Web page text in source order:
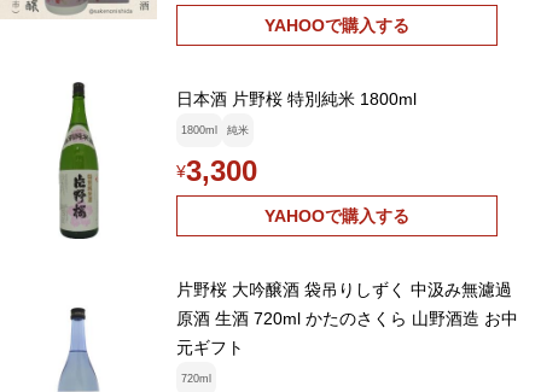
YAHOOで購入する
日本酒 片野桜 特別純米 1800ml
1800ml 純米
¥3,300
YAHOOで購入する
片野桜 大吟醸酒 袋吊りしずく 中汲み無濾過
原酒 生酒 720ml かたのさくら 山野酒造 お中
元ギフト
720ml